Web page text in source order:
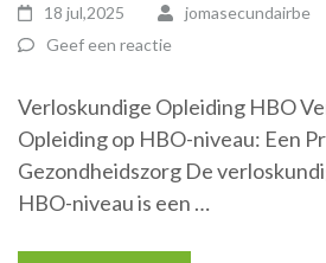
18 jul,2025
jomasecundairbe
Geef een reactie
Verloskundige Opleiding HBO
Opleiding op HBO-niveau: Een
Gezondheidszorg De
HBO-niveau is een …